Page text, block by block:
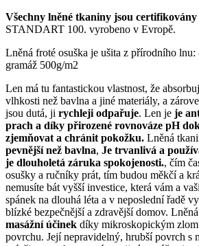
Všechny lněné tkaniny jsou certifikovány
STANDART 100. vyrobeno v Evropě.
Lněná froté osuška je ušita z přírodního
gramáž 500g/m2
Len má tu fantastickou vlastnost, že
vlhkosti než bavlna a jiné materiály, a
jsou dutá, ji rychleji odpařuje. Len je je
prach a díky přirozené rovnováze pH
zjemňovat a chránit pokožku. Lněná
pevnější než bavlna, Je trvanlivá a
je dlouholetá záruka spokojenosti., čím
osušky a ručníky prát, tím budou měkčí a
nemusíte bát vyšší investice, která vám a
spánek na dlouhá léta a v neposlední řadě
blízké bezpečnější a zdravější domov.
masážní účinek díky mikroskopickým
povrchu. Její nepravidelný, hrubší povrch s